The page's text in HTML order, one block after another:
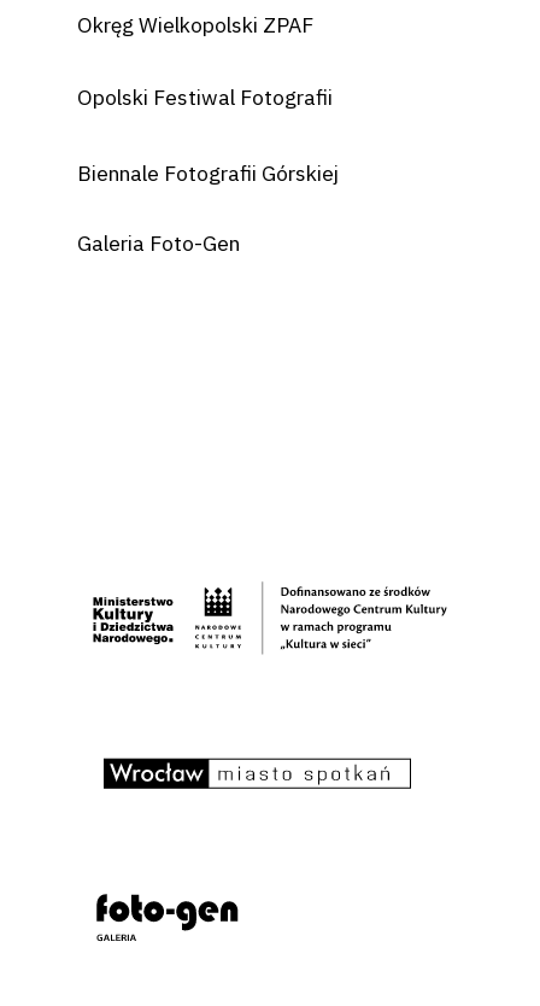
Okręg Wielkopolski ZPAF
Opolski Festiwal Fotografii
Biennale Fotografii Górskiej
Galeria Foto-Gen